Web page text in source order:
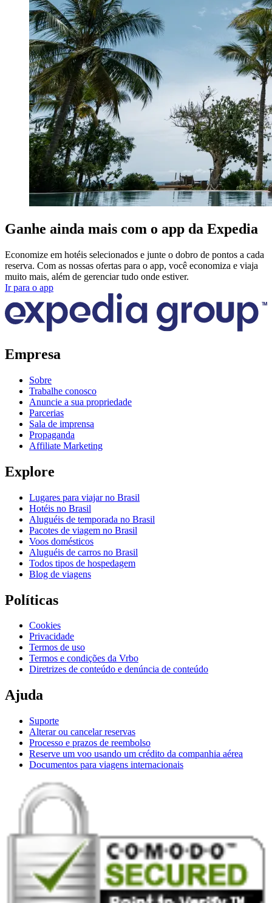
Ganhe ainda mais com o app da Expedia
Economize em hotéis selecionados e junte o dobro de pontos a cada
reserva. Com as nossas ofertas para o app, você economiza e viaja
muito mais, além de gerenciar tudo onde estiver.
Ir para o app
Empresa
Sobre
Trabalhe conosco
Anuncie a sua propriedade
Parcerias
Sala de imprensa
Propaganda
Affiliate Marketing
Explore
Lugares para viajar no Brasil
Hotéis no Brasil
Aluguéis de temporada no Brasil
Pacotes de viagem no Brasil
Voos domésticos
Aluguéis de carros no Brasil
Todos tipos de hospedagem
Blog de viagens
Políticas
Cookies
Privacidade
Termos de uso
Termos e condições da Vrbo
Diretrizes de conteúdo e denúncia de conteúdo
Ajuda
Suporte
Alterar ou cancelar reservas
Processo e prazos de reembolso
Reserve um voo usando um crédito da companhia aérea
Documentos para viagens internacionais